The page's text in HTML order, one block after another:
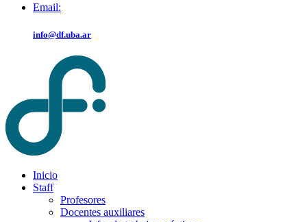
Email:
info@df.uba.ar
Inicio
Staff
Profesores
Docentes auxiliares